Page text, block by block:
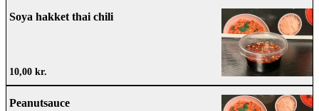
Soya hakket thai chili
10,00 kr.
Peanutsauce